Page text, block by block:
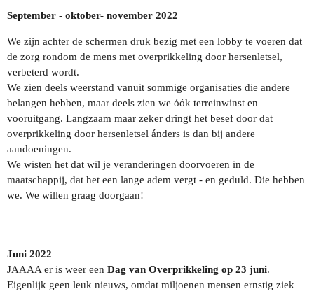
September - oktober- november 2022
We zijn achter de schermen druk bezig met een lobby te voeren dat
de zorg rondom de mens met overprikkeling door hersenletsel,
verbeterd wordt.
We zien deels weerstand vanuit sommige organisaties die andere
belangen hebben, maar deels zien we óók terreinwinst en
vooruitgang. Langzaam maar zeker dringt het besef door dat
overprikkeling door hersenletsel ánders is dan bij andere
aandoeningen.
We wisten het dat wil je veranderingen doorvoeren in de
maatschappij, dat het een lange adem vergt - en geduld. Die hebben
we. We willen graag doorgaan!
Juni 2022
JAAAA er is weer een Dag van Overprikkeling op 23 juni.
Eigenlijk geen leuk nieuws, omdat miljoenen mensen ernstig ziek